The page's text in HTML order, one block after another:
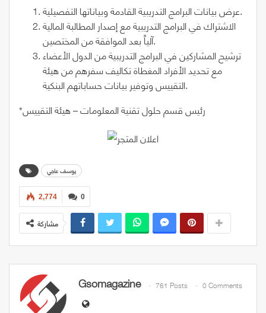
عرض بيانات البرامج التدريبية القادمة وبياناتها التفصيلية.
الاشتراك في البرامج التدريبية مع إصدار المطالبة المالية
آلياً بعد الموافقة من المختصين.
ترشيح المشاركين في البرامج التدريبية من الدول الأعضاء
مع تحديد الأفراد المغطاة تكاليف سفرهم من هيئة
التقييس وتوفير بيانات حساباتهم البنكية.
*رئيس قسم حلول تقنية المعلومات – هيئة التقييس
يوسف عاجي
0
2,774
مشاركة
Gsomagazine 761 Posts 0 Comments